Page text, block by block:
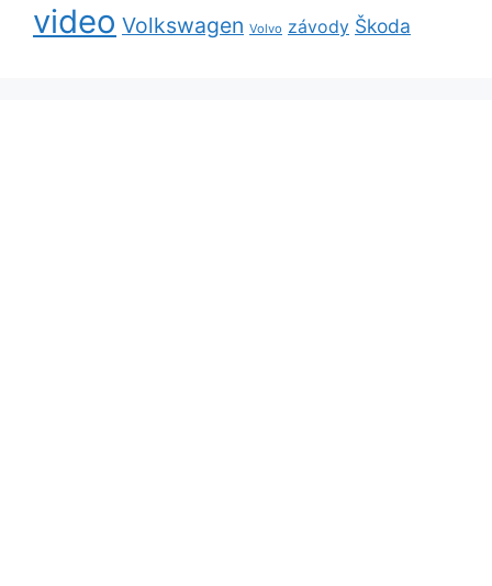
video Volkswagen Volvo závody Škoda